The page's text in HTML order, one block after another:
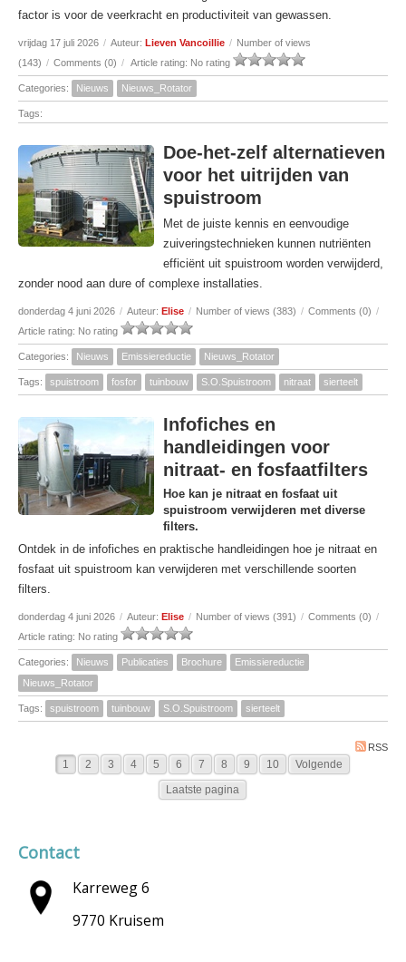
factor is voor de veerkracht en productiviteit van gewassen.
vrijdag 17 juli 2026 / Auteur: Lieven Vancoillie / Number of views
(143) / Comments (0) / Article rating: No rating
Categories: Nieuws Nieuws_Rotator
Tags:
Doe-het-zelf alternatieven
voor het uitrijden van
spuistroom
Met de juiste kennis en eenvoudige
zuiveringstechnieken kunnen nutriënten
efficiënt uit spuistroom worden verwijderd,
zonder nood aan dure of complexe installaties.
donderdag 4 juni 2026 / Auteur: Elise / Number of views (383) / Comments (0) /
Article rating: No rating
Categories: Nieuws Emissiereductie Nieuws_Rotator
Tags: spuistroom fosfor tuinbouw S.O.Spuistroom nitraat sierteelt
Infofiches en
handleidingen voor
nitraat- en fosfaatfilters
Hoe kan je nitraat en fosfaat uit
spuistroom verwijderen met diverse
filters.
Ontdek in de infofiches en praktische handleidingen hoe je nitraat en
fosfaat uit spuistroom kan verwijderen met verschillende soorten
filters.
donderdag 4 juni 2026 / Auteur: Elise / Number of views (391) / Comments (0) /
Article rating: No rating
Categories: Nieuws Publicaties Brochure
Emissiereductie
Nieuws_Rotator
Tags: spuistroom tuinbouw S.O.Spuistroom sierteelt
RSS
1 2 3 4 5 6 7 8 9 10
Volgende
Laatste pagina
Contact
Karreweg 6
9770 Kruisem